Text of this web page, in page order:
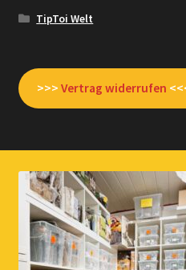
TipToi Welt
>>> Vertrag widerrufen